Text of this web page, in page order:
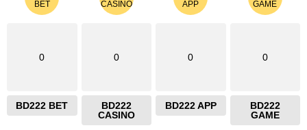
0
BD222 BET
0
BD222
CASINO
0
BD222 APP
0
BD222
GAME